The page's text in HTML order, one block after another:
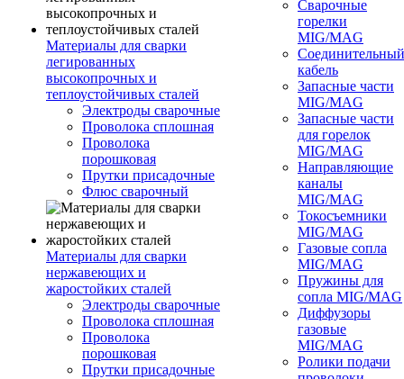
Материалы для сварки
легированных
высокопрочных и
теплоустойчивых сталей
Электроды сварочные
Проволока сплошная
Проволока
порошковая
Прутки присадочные
Флюс сварочный
Материалы для сварки
нержавеющих и
жаростойких сталей
Электроды сварочные
Проволока сплошная
Проволока
порошковая
Прутки присадочные
Сварочные
горелки
MIG/MAG
Соединительный
кабель
Запасные части
MIG/MAG
Запасные части
для горелок
MIG/MAG
Направляющие
каналы
MIG/MAG
Токосъемники
MIG/MAG
Газовые сопла
MIG/MAG
Пружины для
сопла MIG/MAG
Диффузоры
газовые
MIG/MAG
Ролики подачи